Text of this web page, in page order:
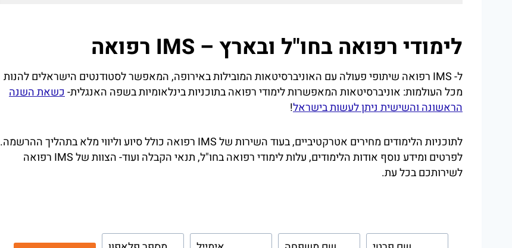
לימודי רפואה בחו"ל ובארץ – IMS רפואה
ל- IMS רפואה שיתופי פעולה עם האוניברסיטאות המובילות באירופה, המאפשר לסטודנטים הישראלים להנות
מכל העולמות: אוניברסיטאות המאפשרות לימודי רפואה בתוכניות בינלאומיות בשפה האנגלית-כשאת השנה
הראשונה והשישית ניתן לעשות בישראל!
לתוכניות הלימודים מחירים אטרקטיביים, בעוד השירות של IMS רפואה כולל סיוע וליווי מלא בתהליך ההרשמה.
לפרטים ומידע נוסף אודות הלימודים, עלות לימודי רפואה בחו"ל, תנאי הקבלה ועוד- הצוות של IMS רפואה
לשירותכם בכל עת.